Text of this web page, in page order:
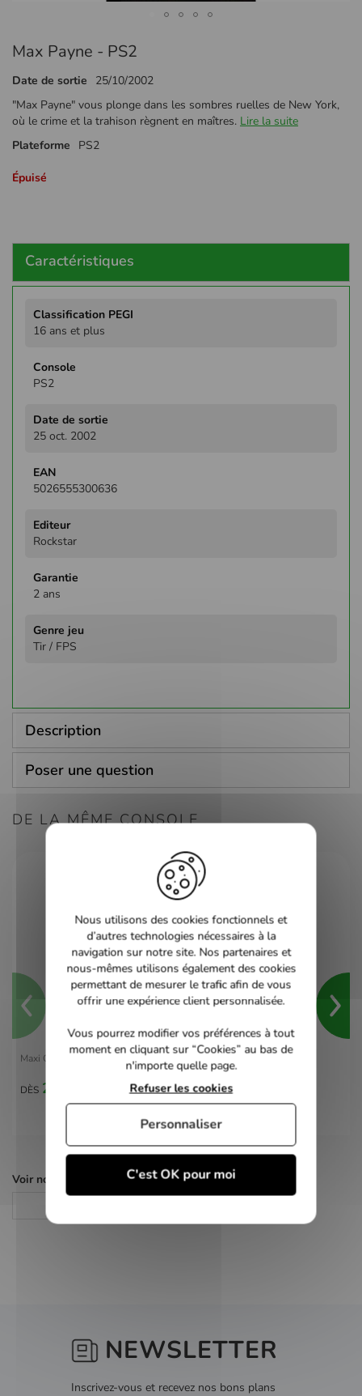
au
de
la
Galerie
Max Payne - PS2
Date de sortie
25/10/2002
"Max Payne" vous plonge dans les sombres ruelles de New York,
où le crime et la trahison règnent en maîtres. Lire la suite
Plateforme
PS2
Épuisé
Caractéristiques
d'infos
16 ans et plus
PS2
25 oct. 2002
5026555300636
Rockstar
2 ans
Tir / FPS
Description
Poser une question
DE LA MÊME CONSOLE
Maxi Quiz du Foot Francais - PS2
DÈS 2,00 €
Voir nos autres pages :
NEWSLETTER
Inscrivez-vous et recevez nos bons plans
Nous utilisons des cookies fonctionnels et
d’autres technologies nécessaires à la
navigation sur notre site. Nos partenaires et
nous-mêmes utilisons également des cookies
permettant de mesurer le trafic afin de vous
offrir une expérience client personnalisée.
Vous pourrez modifier vos préférences à tout
moment en cliquant sur “Cookies” au bas de
n'importe quelle page.
C'est OK pour moi
Refuser les cookies
Personnaliser